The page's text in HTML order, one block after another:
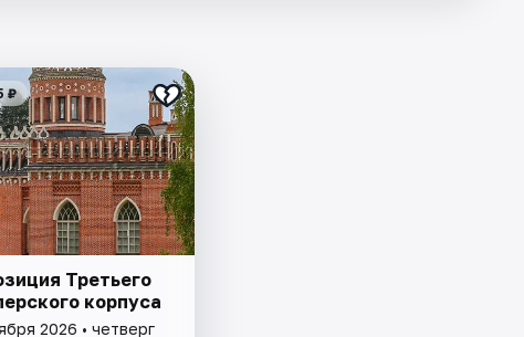
₽
Третьего
корпуса
2026 • четверг